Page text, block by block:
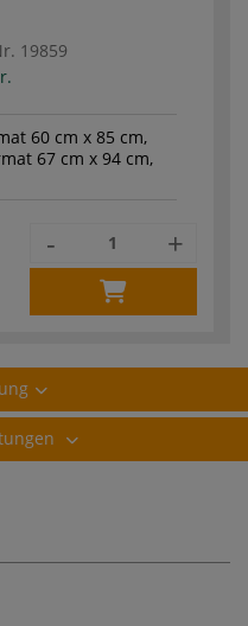
19859
60 cm x 85 cm,
67 cm x 94 cm,
- +